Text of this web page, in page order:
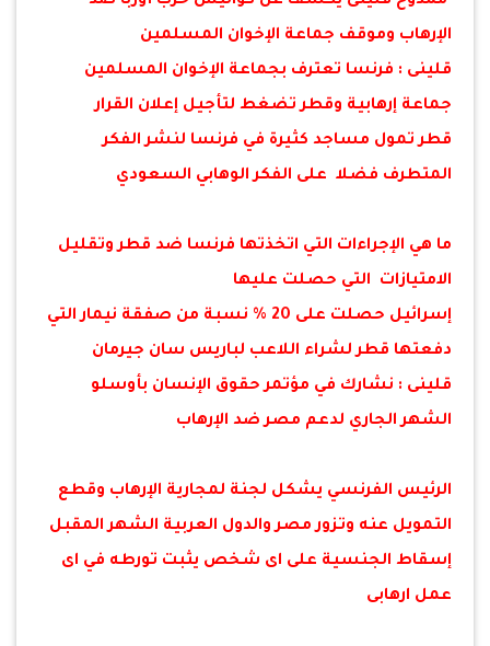
الإرهاب وموقف جماعة الإخوان المسلمين
قلينى : فرنسا تعترف بجماعة الإخوان المسلمين
جماعة إرهابية وقطر تضغط لتأجيل إعلان القرار
قطر تمول مساجد كثيرة في فرنسا لنشر الفكر
المتطرف فضلا على الفكر الوهابي السعودي
ما هي الإجراءات التي اتخذتها فرنسا ضد قطر وتقليل
الامتيازات التي حصلت عليها
إسرائيل حصلت على 20 % نسبة من صفقة نيمار التي
دفعتها قطر لشراء اللاعب لباريس سان جيرمان
قلينى : نشارك في مؤتمر حقوق الإنسان بأوسلو
الشهر الجاري لدعم مصر ضد الإرهاب
الرئيس الفرنسي يشكل لجنة لمجارية الإرهاب وقطع
التمويل عنه وتزور مصر والدول العربية الشهر المقبل
إسقاط الجنسية على اى شخص يثبت تورطه في اى
عمل ارهابى